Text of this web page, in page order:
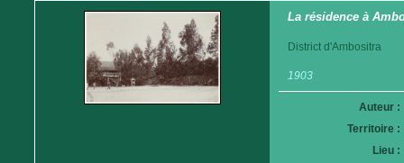
La résidence à
District d'Ambositra
1903
Auteur :
Territoire :
Lieu :